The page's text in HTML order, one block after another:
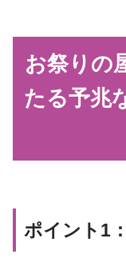
お祭りの
たる予兆
ポイント1